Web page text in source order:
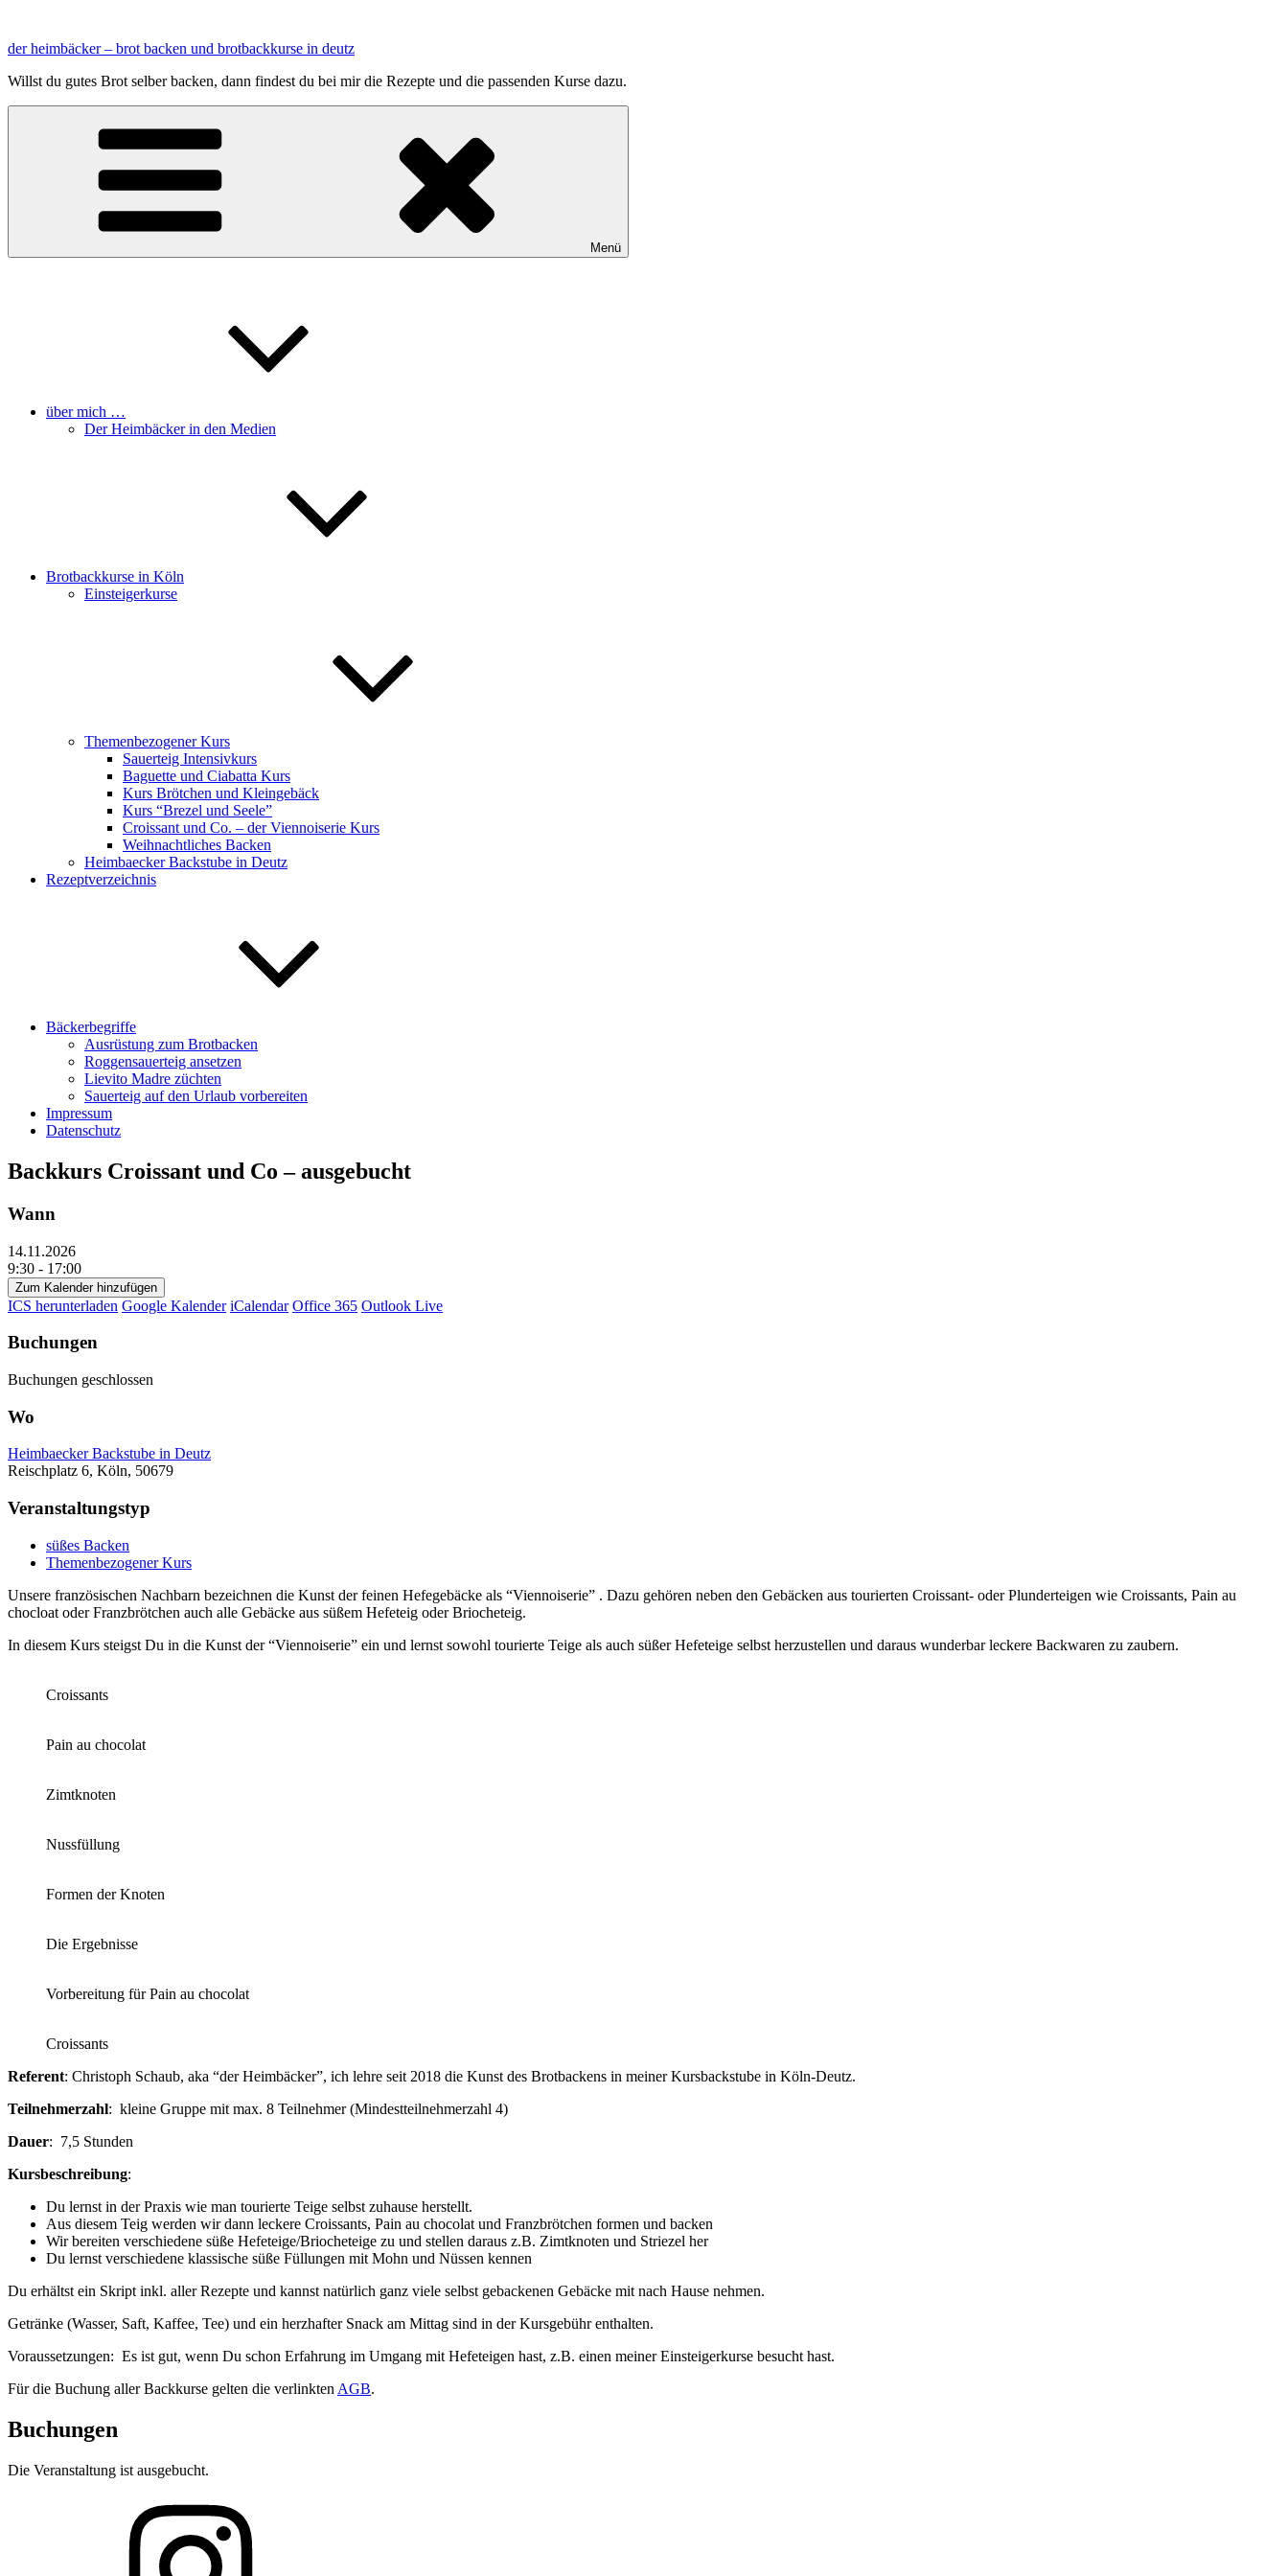
springen
der heimbäcker – brot backen und brotbackkurse in deutz
Willst du gutes Brot selber backen, dann findest du bei mir die Rezepte und die passenden Kurse dazu.
Menü
über mich …
Der Heimbäcker in den Medien
Brotbackkurse in Köln
Einsteigerkurse
Themenbezogener Kurs
Sauerteig Intensivkurs
Baguette und Ciabatta Kurs
Kurs Brötchen und Kleingebäck
Kurs “Brezel und Seele”
Croissant und Co. – der Viennoiserie Kurs
Weihnachtliches Backen
Heimbaecker Backstube in Deutz
Rezeptverzeichnis
Bäckerbegriffe
Ausrüstung zum Brotbacken
Roggensauerteig ansetzen
Lievito Madre züchten
Sauerteig auf den Urlaub vorbereiten
Impressum
Datenschutz
Backkurs Croissant und Co – ausgebucht
Wann
14.11.2026
9:30 - 17:00
Zum Kalender hinzufügen
ICS herunterladen Google Kalender iCalendar Office 365 Outlook Live
Buchungen
Buchungen geschlossen
Wo
Heimbaecker Backstube in Deutz
Reischplatz 6, Köln, 50679
Veranstaltungstyp
süßes Backen
Themenbezogener Kurs
Unsere französischen Nachbarn bezeichnen die Kunst der feinen Hefegebäcke als “Viennoiserie” . Dazu gehören neben den Gebäcken aus tourierten Croissant- oder Plunderteigen wie Croissants, Pain au
chocloat oder Franzbrötchen auch alle Gebäcke aus süßem Hefeteig oder Briocheteig.
In diesem Kurs steigst Du in die Kunst der “Viennoiserie” ein und lernst sowohl tourierte Teige als auch süßer Hefeteige selbst herzustellen und daraus wunderbar leckere Backwaren zu zaubern.
Croissants
Pain au chocolat
Zimtknoten
Nussfüllung
Formen der Knoten
Die Ergebnisse
Vorbereitung für Pain au chocolat
Croissants
Referent: Christoph Schaub, aka “der Heimbäcker”, ich lehre seit 2018 die Kunst des Brotbackens in meiner Kursbackstube in Köln-Deutz.
Teilnehmerzahl: kleine Gruppe mit max. 8 Teilnehmer (Mindestteilnehmerzahl 4)
Dauer: 7,5 Stunden
Kursbeschreibung:
Du lernst in der Praxis wie man tourierte Teige selbst zuhause herstellt.
Aus diesem Teig werden wir dann leckere Croissants, Pain au chocolat und Franzbrötchen formen und backen
Wir bereiten verschiedene süße Hefeteige/Briocheteige zu und stellen daraus z.B. Zimtknoten und Striezel her
Du lernst verschiedene klassische süße Füllungen mit Mohn und Nüssen kennen
Du erhältst ein Skript inkl. aller Rezepte und kannst natürlich ganz viele selbst gebackenen Gebäcke mit nach Hause nehmen.
Getränke (Wasser, Saft, Kaffee, Tee) und ein herzhafter Snack am Mittag sind in der Kursgebühr enthalten.
Voraussetzungen: Es ist gut, wenn Du schon Erfahrung im Umgang mit Hefeteigen hast, z.B. einen meiner Einsteigerkurse besucht hast.
Für die Buchung aller Backkurse gelten die verlinkten AGB.
Buchungen
Die Veranstaltung ist ausgebucht.